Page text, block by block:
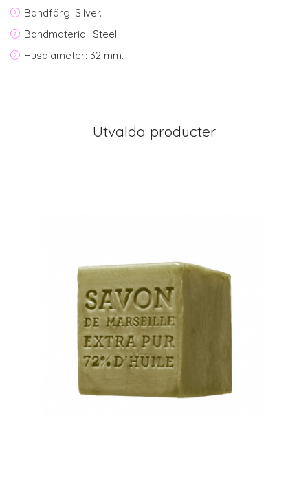
Bandfärg: Silver.
Bandmaterial: Steel.
Husdiameter: 32 mm.
Utvalda producter